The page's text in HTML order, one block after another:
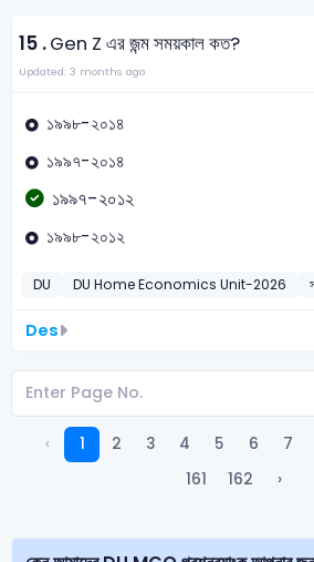
15 .Gen Z এর জন্ম সময়কাল কত?
Updated: 3 months ago
১৯৯৮-২০১৪
১৯৯৭-২০১৪
১৯৯৭-২০১২
১৯৯৮-২০১২
DU DU Home Economics Unit-2026
Des
‹ 1 2 3 4 5 6 7
161
162 ›